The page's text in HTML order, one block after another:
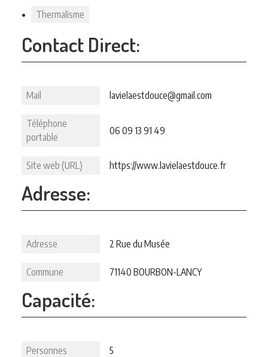
Thermalisme
Contact Direct:
Mail lavielaestdouce@gmail.com
Téléphone
portable
06 09 13 91 49
Site web (URL) https://www.lavielaestdouce.fr
Adresse:
Adresse 2 Rue du Musée
Commune 71140 BOURBON-LANCY
Capacité:
Personnes 5